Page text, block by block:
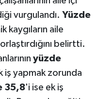
vurgulandı. Yüzde
kaygıların aile
belirtti.
yüzde
iş yapmak zorunda
35,8'i ise ek iş